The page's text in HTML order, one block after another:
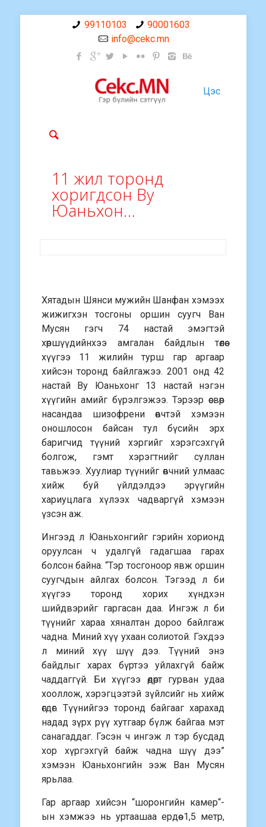
99110103
90001603
info@cekc.mn
Цэс
11 жил торонд
хоригдсон Ву
Юаньхон…
Хятадын Шянси мужийн Шанфан хэмээх
жижигхэн тосгоны оршин суугч Ван
Мусян гэгч 74 настай эмэгтэй
хөршүүдийнхээ амгалан байдлын төлөө
хүүгээ 11 жилийн турш гар аргаар
хийсэн торонд байлгажээ. 2001 онд 42
настай Ву Юаньхонг 13 настай нэгэн
хүүгийн амийг бүрэлгэжээ. Тэрээр өсвөр
насандаа шизофрени өвчтэй хэмээн
оношлосон байсан тул бүсийн эрх
баригчид түүний хэргийг хэрэгсэхгүй
болгож, гэмт хэрэгтнийг суллан
тавьжээ. Хуулиар түүнийг өвчний улмаас
хийж буй үйлдэлдээ эрүүгийн
хариуцлага хүлээх чадваргүй хэмээн
үзсэн аж.
Ингээд л Юаньхонгийг гэрийн хорионд
оруулсан ч удалгүй гадагшаа гарах
болсон байна. “Тэр тосгоноор явж оршин
суугчдын айлгах болсон. Тэгээд л би
хүүгээ торонд хорих хүндхэн
шийдвэрийг гаргасан даа. Ингэж л би
түүнийг хараа хяналтан дороо байлгаж
чадна. Миний хүү ухаан солиотой. Гэхдээ
л миний хүү шүү дээ. Түүний энэ
байдлыг харах бүртээ уйлахгүй байж
чаддаггүй. Би хүүгээ өдөрт гурван удаа
хооллож, хэрэгцээтэй зүйлсийг нь хийж
өгдөг. Түүнийгээ торонд байгааг харахад
надад зүрх рүү хутгаар бүлж байгаа мэт
санагаддаг. Гэсэн ч ингэж л тэр бусдад
хор хүргэхгүй байж чадна шүү дээ”
хэмээн Юаньхонгийн ээж Ван Мусян
ярьлаа.
Гар аргаар хийсэн “шоронгийн камер“-
ын хэмжээ нь уртаашаа ердөө 1,5 метр,